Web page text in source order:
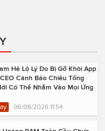
Hé Lộ Lý Do Bị Gỡ Khỏi App
Cảnh Báo Chiêu Tống
Có Thể Nhắm Vào Mọi Ứng
06/08/2026 11:54